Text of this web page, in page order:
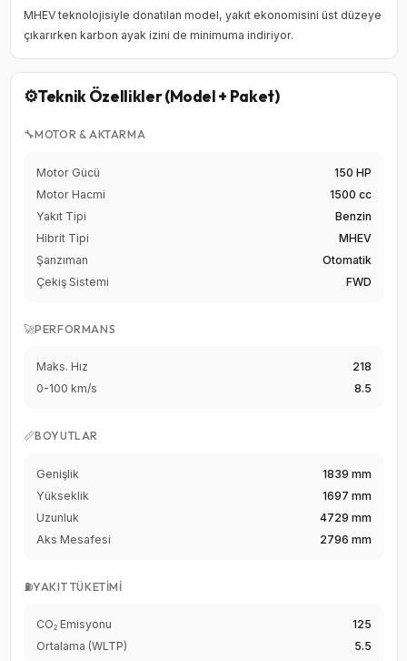
MHEV teknolojisiyle donatılan model, yakıt ekonomisini üst düzeye
çıkarırken karbon ayak izini de minimuma indiriyor.
⚙️Teknik Özellikler (Model + Paket)
🔧MOTOR & AKTARMA
Motor Gücü
150 HP
Motor Hacmi
1500 cc
Yakıt Tipi
Benzin
Hibrit Tipi
MHEV
Şanzıman
Otomatik
Çekiş Sistemi
FWD
🚀PERFORMANS
Maks. Hız
218
0-100 km/s
8.5
📏BOYUTLAR
Genişlik
1839 mm
Yükseklik
1697 mm
Uzunluk
4729 mm
Aks Mesafesi
2796 mm
⛽YAKIT TÜKETIMI
CO₂ Emisyonu
125
Ortalama (WLTP)
5.5